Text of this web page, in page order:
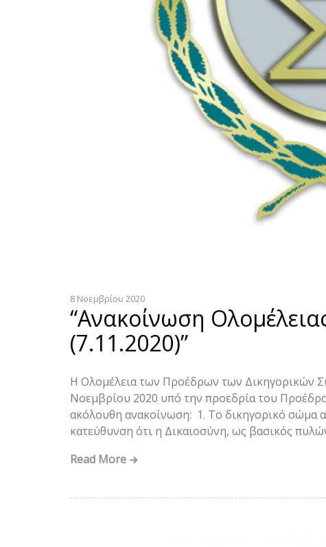
8 Νοεμβρίου 2020
“Ανακοίνωση
(7.11.2020)”
Η Ολομέλεια των Προέδρων των Δικηγορικών
Νοεμβρίου 2020 υπό την προεδρία του
ακόλουθη ανακοίνωση: 1. Το δικηγορικό σώμα
κατεύθυνση ότι η Δικαιοσύνη, ως βασικός
Read More